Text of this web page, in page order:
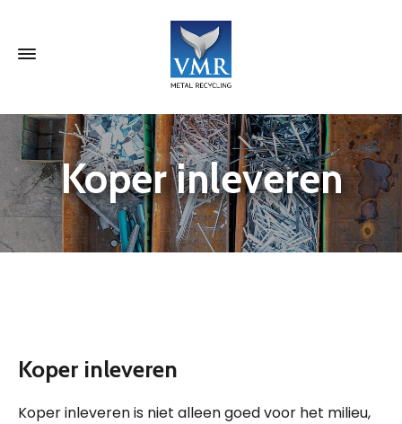
Koper inleveren
Koper inleveren
Koper inleveren is niet alleen goed voor het milieu,